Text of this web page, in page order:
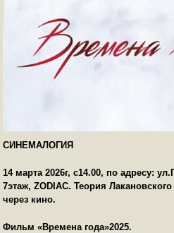
СИНЕМАЛОГИЯ
14 марта 2026г, с14.00, по адресу:
7этаж,ZODIAC. Теория
через кино.
Фильм «Времена года»2025.